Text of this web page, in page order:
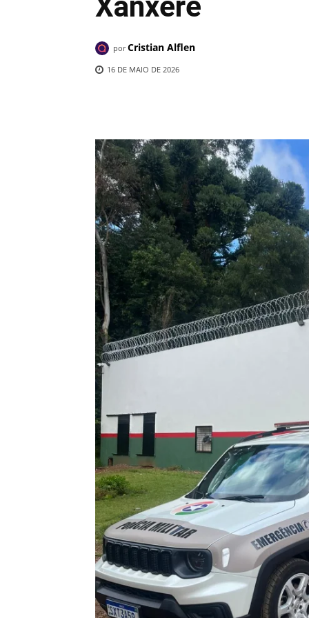
por Cristian Alflen
16 DE MAIO DE 2026